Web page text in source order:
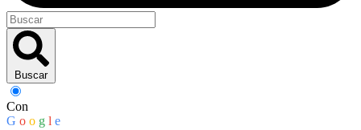
Buscar
Con
G o o g l e